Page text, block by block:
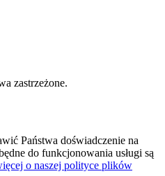
zastrzeżone.
Państwa doświadczenie na
do funkcjonowania usługi są
o naszej polityce plików